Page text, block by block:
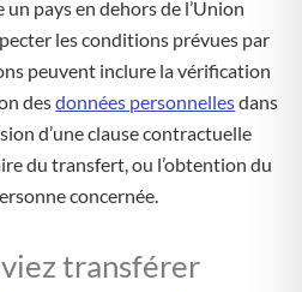
un pays en dehors de l’Union
les conditions prévues par
peuvent inclure la vérification
desdonnées personnellesdans
d’une clause contractuelle
du transfert, ou l’obtention du
concernée.
transférer